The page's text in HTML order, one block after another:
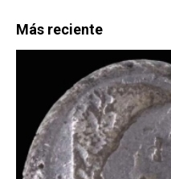
Más reciente